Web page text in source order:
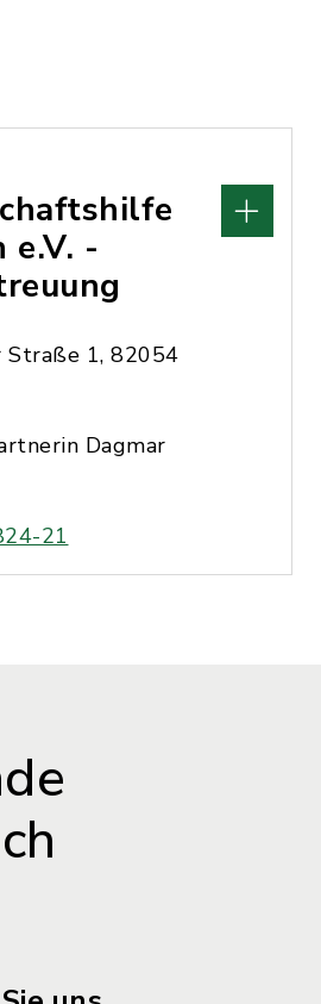
e.V. -
Straße 1, 82054
Dagmar
21